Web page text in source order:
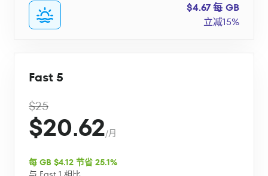
$4.67 每 GB
立减15%
Fast 5
$25
$20.62/月
每 GB $4.12 节省 25.1%